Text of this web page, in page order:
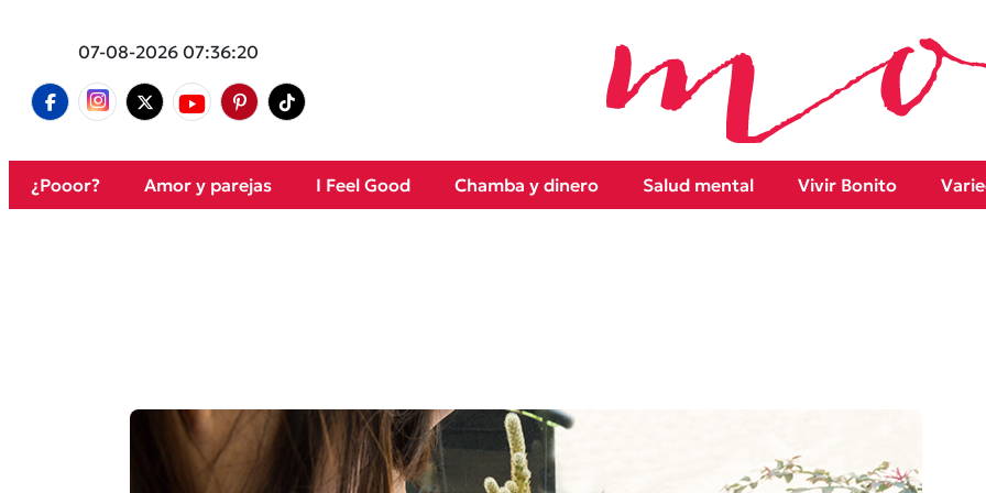
07-08-2026 07:36:20
¿Pooor? Amor y parejas I Feel Good Chamba y dinero Salud mental Vivir Bonito